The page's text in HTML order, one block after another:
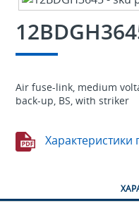
Air fuse-link, medium
back-up, BS, with striker
Характеристики